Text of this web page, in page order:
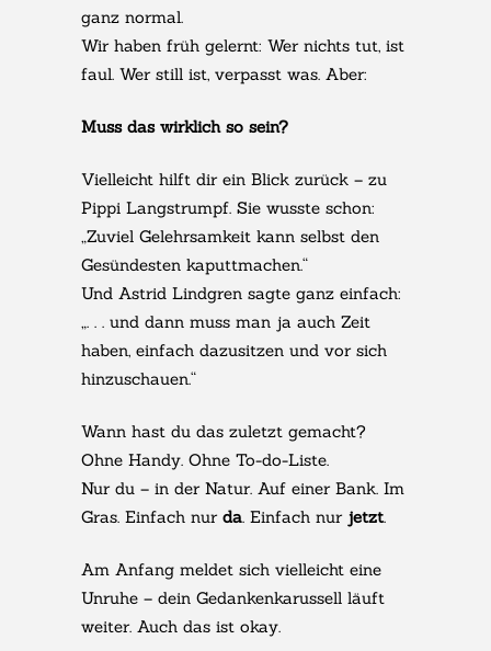
ganz normal.
Wir haben früh gelernt: Wer nichts tut, ist
faul. Wer still ist, verpasst was. Aber:
Muss das wirklich so sein?
Vielleicht hilft dir ein Blick zurück – zu
Pippi Langstrumpf. Sie wusste schon:
„Zuviel Gelehrsamkeit kann selbst den
Gesündesten kaputtmachen.“
Und Astrid Lindgren sagte ganz einfach:
„. . . und dann muss man ja auch Zeit
haben, einfach dazusitzen und vor sich
hinzuschauen.“
Wann hast du das zuletzt gemacht?
Ohne Handy. Ohne To-do-Liste.
Nur du – in der Natur. Auf einer Bank. Im
Gras. Einfach nur da. Einfach nur jetzt.
Am Anfang meldet sich vielleicht eine
Unruhe – dein Gedankenkarussell läuft
weiter. Auch das ist okay.